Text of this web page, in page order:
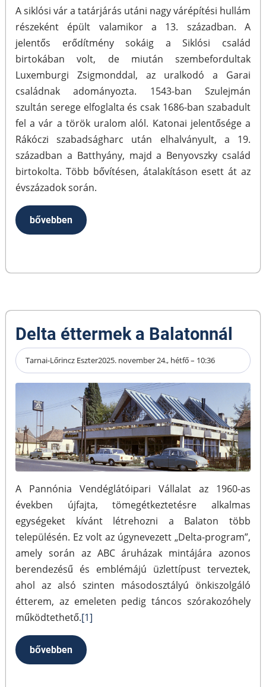
A siklósi vár a tatárjárás utáni nagy várépítési hullám
részeként épült valamikor a 13. században. A
jelentős erődítmény sokáig a Siklósi család
birtokában volt, de miután szembefordultak
Luxemburgi Zsigmonddal, az uralkodó a Garai
családnak adományozta. 1543-ban Szulejmán
szultán serege elfoglalta és csak 1686-ban szabadult
fel a vár a török uralom alól. Katonai jelentősége a
Rákóczi szabadságharc után elhalványult, a 19.
században a Batthyány, majd a Benyovszky család
birtokolta. Több bővítésen, átalakításon esett át az
évszázadok során.
bővebben
Delta éttermek a Balatonnál
Tarnai-Lőrincz Eszter2025. november 24., hétfő – 10:36
A Pannónia Vendéglátóipari Vállalat az 1960-as
években újfajta, tömegétkeztetésre alkalmas
egységeket kívánt létrehozni a Balaton több
településén. Ez volt az úgynevezett „Delta-program”,
amely során az ABC áruházak mintájára azonos
berendezésű és emblémájú üzlettípust terveztek,
ahol az alsó szinten másodosztályú önkiszolgáló
étterem, az emeleten pedig táncos szórakozóhely
működtethető.[1]
bővebben